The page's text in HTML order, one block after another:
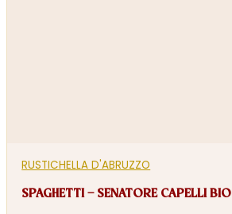
RUSTICHELLA D'ABRUZZO
SPAGHETTI – SENATORE CAPELLI BIO